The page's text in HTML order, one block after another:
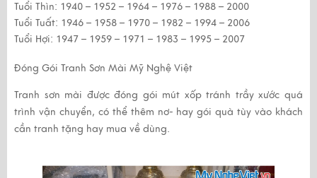
Tuổi Thìn: 1940 – 1952 – 1964 – 1976 – 1988 – 2000
Tuổi Tuất: 1946 – 1958 – 1970 – 1982 – 1994 – 2006
Tuổi Hợi: 1947 – 1959 – 1971 – 1983 – 1995 – 2007
Đóng Gói Tranh Sơn Mài Mỹ Nghệ Việt
Tranh sơn mài được đóng gói mút xốp tránh trầy xước quá
trình vận chuyển, có thể thêm nơ- hay gói quà tùy vào khách
cần tranh tặng hay mua về dùng.